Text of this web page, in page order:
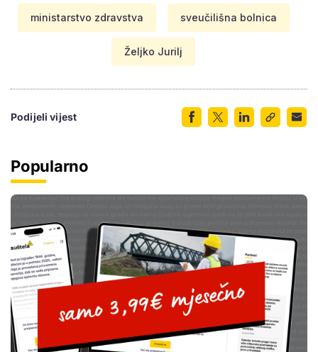
ministarstvo zdravstva sveučilišna bolnica
Željko Jurilj
Podijeli vijest
Popularno